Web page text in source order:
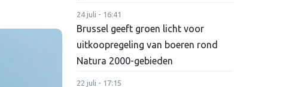
24 juli - 16:41
Brussel geeft groen licht voor
uitkoopregeling van boeren rond
Natura 2000-gebieden
22 juli - 17:15